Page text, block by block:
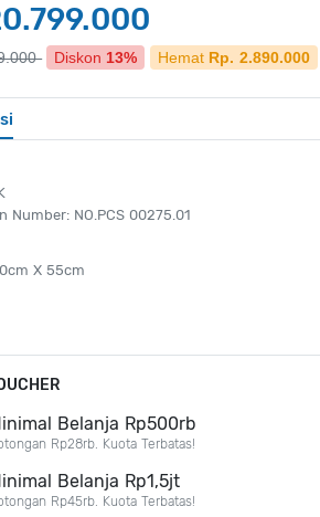
Diskon 13% Hemat Rp. 2.890.000
Number: NO.PCS 00275.01
X 55cm
Belanja Rp500rb
Rp28rb. Kuota Terbatas!
Belanja Rp1,5jt
Rp45rb. Kuota Terbatas!